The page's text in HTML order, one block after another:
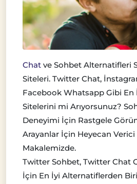
Chat ve Sohbet Alternatifleri
Siteleri. Twitter Chat,
Facebook Whatsapp Gibi En
Sitelerini mi Arıyorsunuz?
Deneyimi İçin Rastgele
Arayanlar İçin Heyecan
Makalemizde.
Twitter Sohbet, Twitter Chat
İçin En İyi Alternatiflerden